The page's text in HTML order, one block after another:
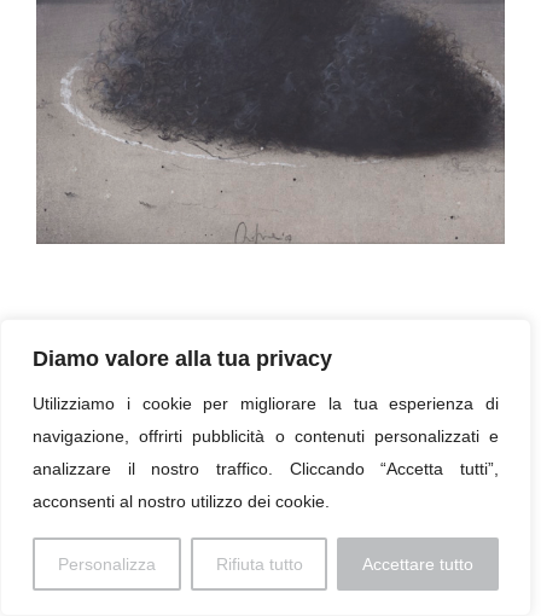
Diamo valore alla tua privacy
Utilizziamo i cookie per migliorare la tua esperienza di
navigazione, offrirti pubblicità o contenuti personalizzati e
analizzare il nostro traffico. Cliccando “Accetta tutti”,
acconsenti al nostro utilizzo dei cookie.
Personalizza Rifiuta tutto Accettare tutto
cardboard, cm 33 x 33
« Torna all'elenco